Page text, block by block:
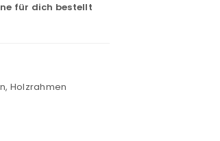
für dich bestellt
, Holzrahmen